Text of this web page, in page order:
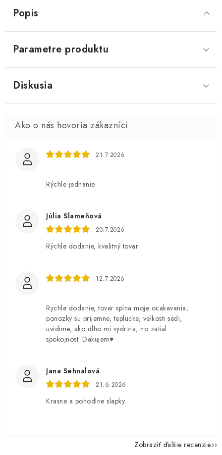
Popis
Parametre produktu
Diskusia
21.7.2026
Rýchle jednanie
Júlia Slameňová
20.7.2026
Rýchle dodanie, kvalitný tovar
12.7.2026
Rychle dodanie, tovar splna moje ocakavania,
ponozky su prijemne, teplucke, velkosti sedi,
uvidime, ako dlho mi vydrzia, no zatial
spokojnost. Dakujem♥️
Jana Sehnalová
21.6.2026
Krasne a pohodlne slapky.
Zobraziť ďalšie recenzie